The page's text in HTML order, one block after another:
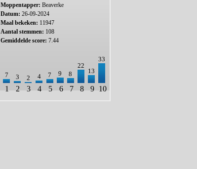
Moppentapper: Beaverke
Datum: 26-09-2024
Maal bekeken: 11947
Aantal stemmen: 108
Gemiddelde score: 7.44
7 3 2 4 7 9 8
22
13
33
1 2 3 4 5 6 7 8 9 10